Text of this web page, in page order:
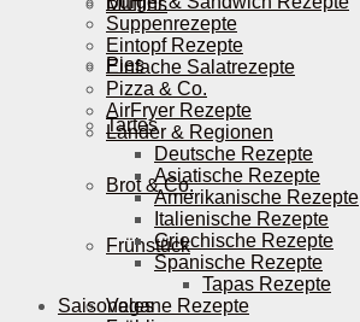
Muffins
Pies
Tartes
Brot & Co.
Frühstück
Vegane Rezepte
Suppenrezepte
Eintopf Rezepte
Einfache Salatrezepte
Pizza & Co.
AirFryer Rezepte
Länder & Regionen
Deutsche Rezepte
Asiatische Rezepte
Amerikanische Rezepte
Italienische Rezepte
Griechische Rezepte
Spanische Rezepte
Tapas Rezepte
Saisonales